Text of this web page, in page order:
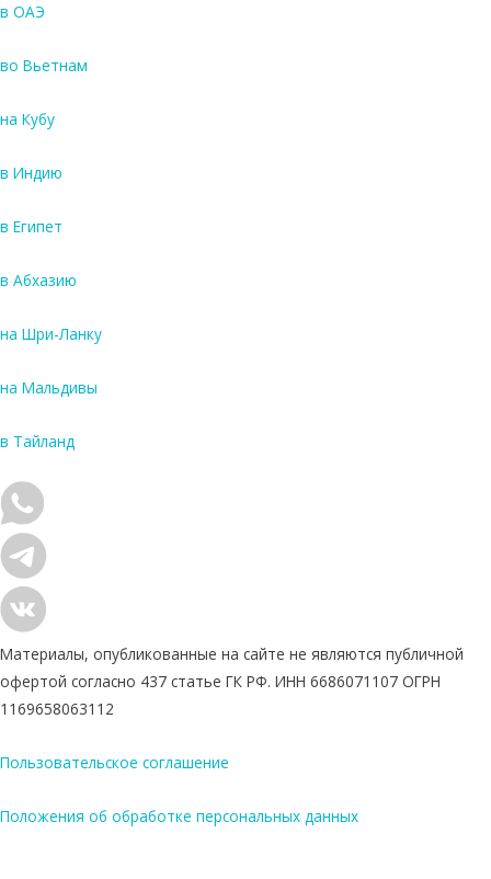
в ОАЭ
во Вьетнам
на Кубу
в Индию
в Египет
в Абхазию
на Шри-Ланку
на Мальдивы
в Тайланд
Материалы, опубликованные на сайте не являются публичной
офертой согласно 437 статье ГК РФ. ИНН 6686071107 ОГРН
1169658063112
Пользовательское соглашение
Положения об обработке персональных данных